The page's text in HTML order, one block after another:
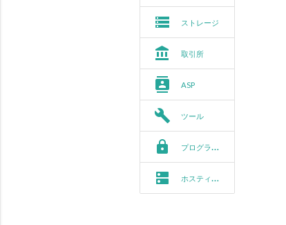
storage ストレージ
account_balance 取引所
contacts ASP
build ツール
https プログラミング
dns ホスティング